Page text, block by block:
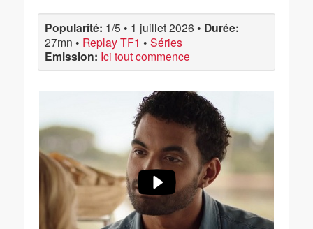
Popularité: 1/5 • 1 juillet 2026 • Durée:
27mn • Replay TF1 • Séries
Emission: Ici tout commence